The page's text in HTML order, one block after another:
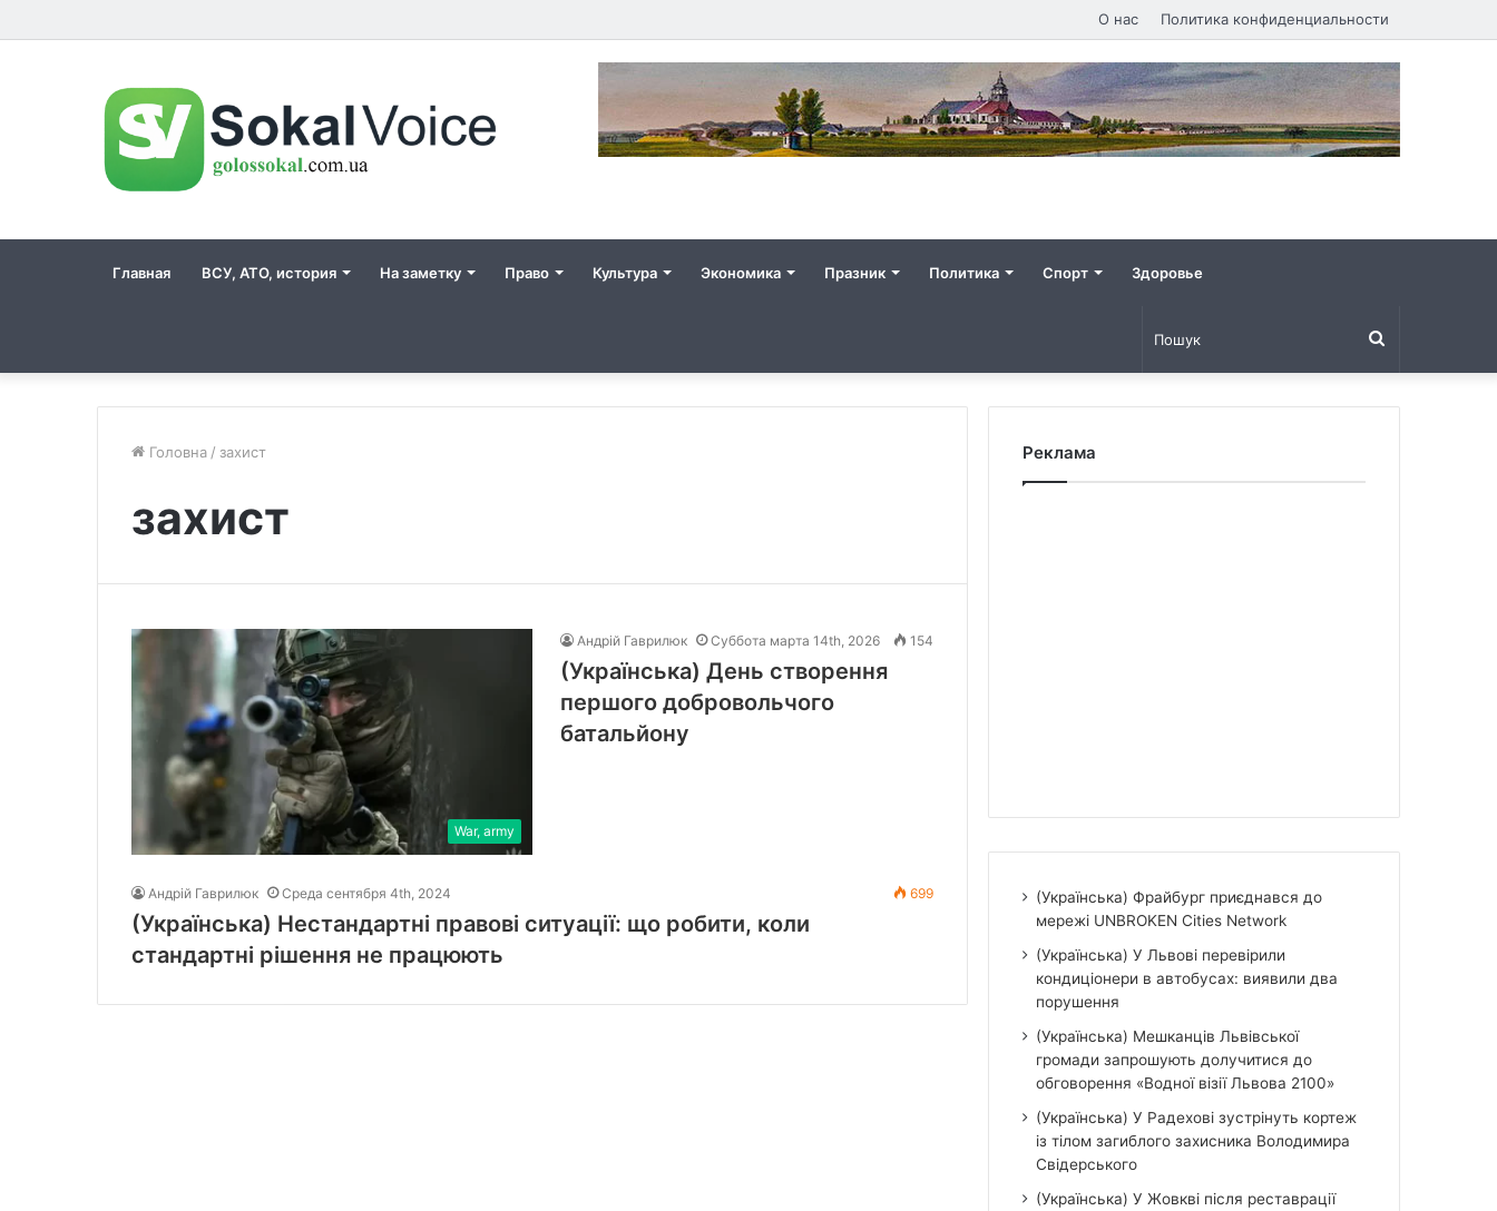
О нас Политика конфиденциальности
Главная ВСУ, АТО, история На заметку Право Культура Экономика Празник Политика Спорт Здоровье
Головна / захист
захист
War, army
Андрій Гаврилюк Суббота марта 14th, 2026 154
(Українська) День створення
першого добровольчого
батальйону
Андрій Гаврилюк Среда сентября 4th, 2024 699
(Українська) Нестандартні правові ситуації: що робити, коли
стандартні рішення не працюють
Реклама
(Українська) Фрайбург приєднався до
мережі UNBROKEN Cities Network
(Українська) У Львові перевірили
кондиціонери в автобусах: виявили два
порушення
(Українська) Мешканців Львівської
громади запрошують долучитися до
обговорення «Водної візії Львова 2100»
(Українська) У Радехові зустрінуть кортеж
із тілом загиблого захисника Володимира
Свідерського
(Українська) У Жовкві після реставрації